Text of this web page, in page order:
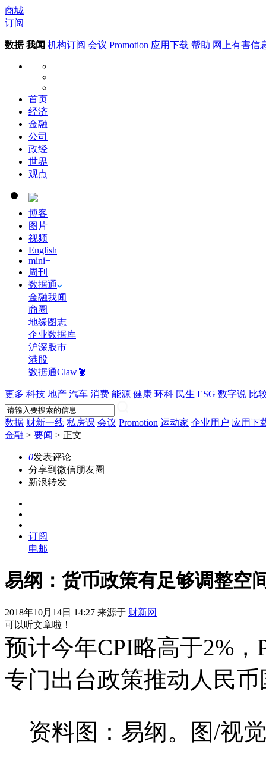
商城
订阅
数据 我闻 机构订阅 会议 Promotion 应用下载 帮助 网上有害信
首页
经济
金融
公司
政经
世界
观点
博客
图片
视频
English
mini+
周刊
数据通
金融我闻
商圈
地缘图志
企业数据库
沪深股市
港股
数据通Claw🦞
更多 科技 地产 汽车 消费 能源 健康 环科 民生 ESG 数字说 比
数据 财新一线 私房课 会议 Promotion 运动家 企业用户 应用下
金融 > 要闻 > 正文
0发表评论
分享到微信朋友圈
新浪转发
订阅
电邮
易纲：货币政策有足够调整空
2018年10月14日 14:27 来源于 财新网
可以听文章啦！
预计今年CPI略高于2%
专门出台政策推动人民币
资料图：易纲。图/视